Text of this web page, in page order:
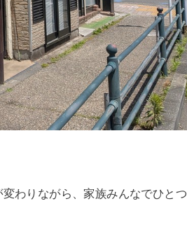
わりながら、家族みんなでひとつ